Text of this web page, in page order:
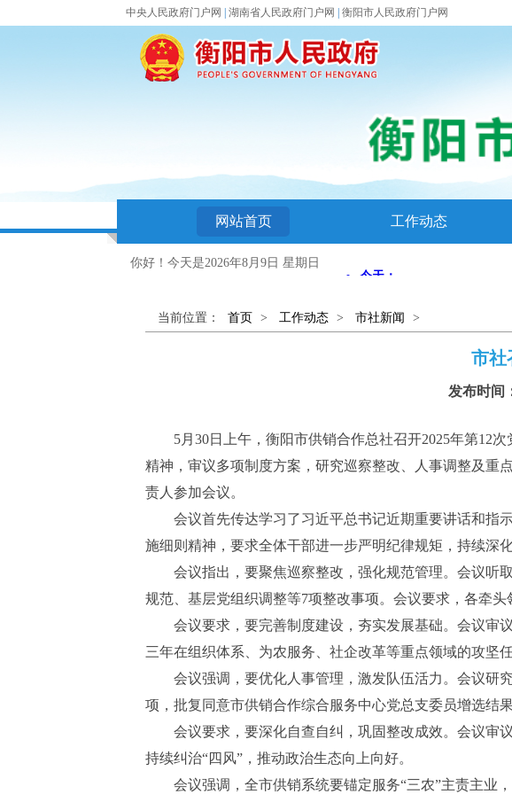
中央人民政府门户网 湖南省人民政府门户网 衡阳市人民政府门户网
网站首页 工作动态
你好！今天是2026年8月9日 星期日
当前位置： 首页 > 工作动态 > 市社新闻 >
市社
发布时间
5月30日上午，衡阳市供销合作总社召开2025年第12次
精神，审议多项制度方案，研究巡察整改、人事调整及重
责人参加会议。
会议首先传达学习了习近平总书记近期重要讲话和指
施细则精神 ，要求全体干部进一步严明纪律规矩，持续深
会议指出，要聚焦巡察整改，强化规范管理。会议听
规范、基层党组织调整等7项整改事项。会议要求，各牵
会议要求，要完善制度建设，夯实发展基础。会议审
三年在组织体系、为农服务、社企改革等重点领域的攻坚任
会议强调，要优化人事管理，激发队伍活力。会议研
项，批复同意市供销合作综合服务中心党总支委员增选结
会议要求，要深化自查自纠，巩固整改成效。会议审
持续纠治“四风”，推动政治生态向上向好。
会议强调，全市供销系统要锚定服务“三农”主责主业